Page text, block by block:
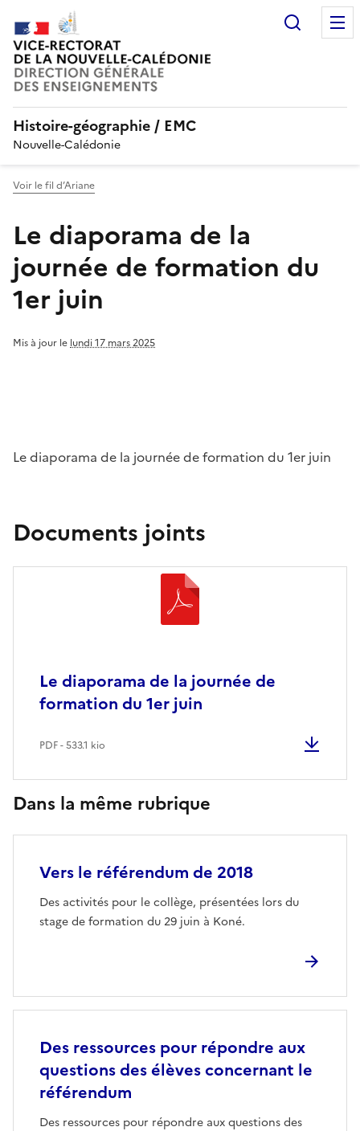
Histoire-géographie / EMC
Nouvelle-Calédonie
Voir le fil d’Ariane
Le diaporama de la
journée de formation du
1er juin
Mis à jour le lundi 17 mars 2025
Le diaporama de la journée de formation du 1er juin
Documents joints
Le diaporama de la journée de
formation du 1er juin
PDF - 533.1 kio
Dans la même rubrique
Vers le référendum de 2018
Des activités pour le collège, présentées lors du
stage de formation du 29 juin à Koné.
Des ressources pour répondre aux
questions des élèves concernant le
référendum
Des ressources pour répondre aux questions des